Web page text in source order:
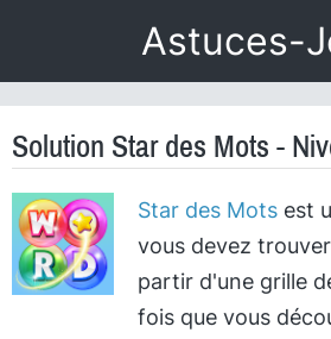
Astuces-
Solution Star des Mots -
Star des Motsest
vous devez
partir d'une grille
fois que vous